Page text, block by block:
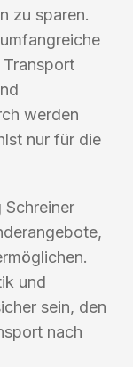
zu sparen.
werden
nur für die
und
sein, den
nach